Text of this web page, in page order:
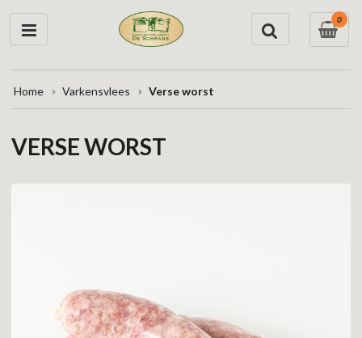
0
Home Varkensvlees Verse worst
VERSE WORST